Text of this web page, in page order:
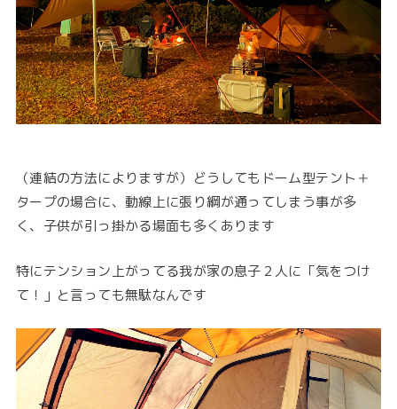
（連結の方法によりますが）どうしてもドーム型テント＋
タープの場合に、動線上に張り綱が通ってしまう事が多
く、子供が引っ掛かる場面も多くあります
特にテンション上がってる我が家の息子２人に「気をつけ
て！」と言っても無駄なんです